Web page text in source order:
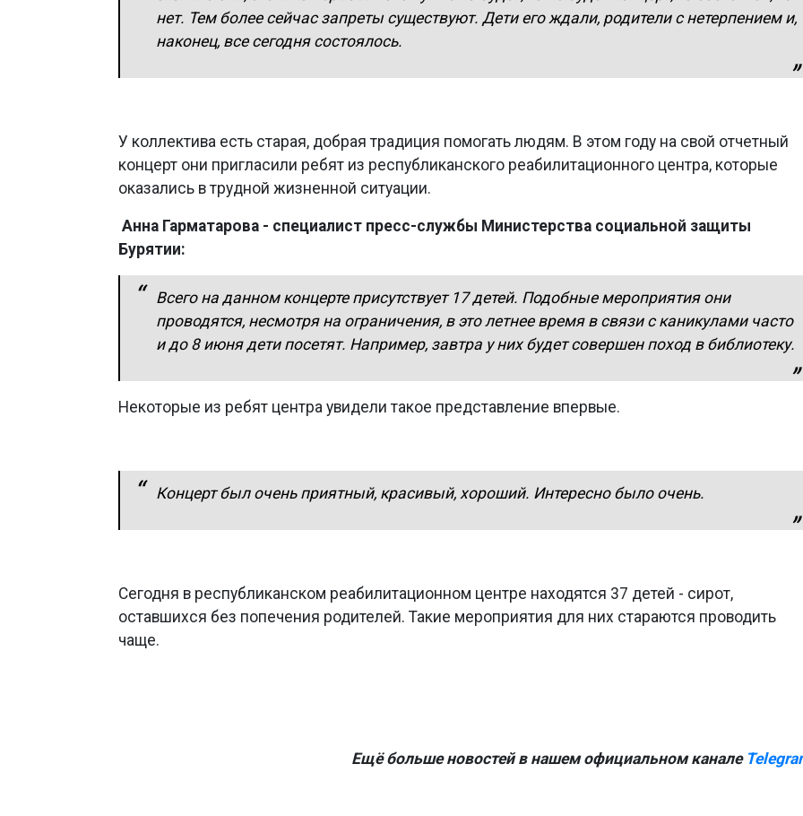
нет. Тем более сейчас запреты существуют. Дети его ждали, родители с нетерпением и,
наконец, все сегодня состоялось.
У коллектива есть старая, добрая традиция помогать людям. В этом году на свой отчетный
концерт они пригласили ребят из республиканского реабилитационного центра, которые
оказались в трудной жизненной ситуации.
Анна Гарматарова - специалист пресс-службы Министерства социальной защиты
Бурятии:
Всего на данном концерте присутствует 17 детей. Подобные мероприятия они
проводятся, несмотря на ограничения, в это летнее время в связи с каникулами часто
и до 8 июня дети посетят. Например, завтра у них будет совершен поход в библиотеку.
Некоторые из ребят центра увидели такое представление впервые.
Концерт был очень приятный, красивый, хороший. Интересно было очень.
Сегодня в республиканском реабилитационном центре находятся 37 детей - сирот,
оставшихся без попечения родителей. Такие мероприятия для них стараются проводить
чаще.
Ещё больше новостей в нашем официальном канале